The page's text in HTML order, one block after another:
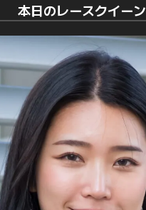
本日のレースクイーン